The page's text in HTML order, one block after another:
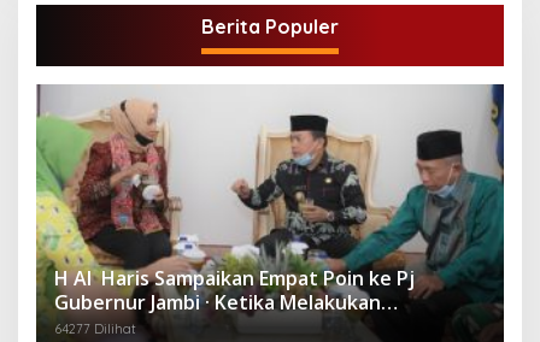
Berita Populer
H Al Haris Sampaikan Empat Poin ke Pj
Gubernur Jambi · Ketika Melakukan
Kunjungan Kerja ke Merangin
64277 Dilihat